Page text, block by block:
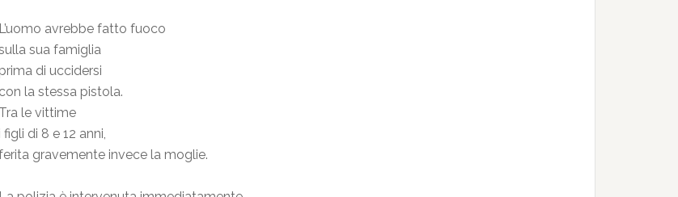
L’uomo avrebbe fatto fuoco
sua famiglia
prima di uccidersi
con la stessa pistola.
Tra le vittime
i figli di 8 e 12 anni,
gravemente invece la moglie.